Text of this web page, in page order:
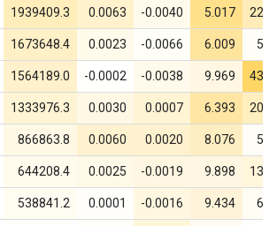
1939409.3 0.0063 -0.0040 5.017
1673648.4 0.0023 -0.0066 6.009
1564189.0 -0.0002 -0.0038 9.969
1333976.3 0.0030 0.0007 6.393
866863.8 0.0060 0.0020 8.076
644208.4 0.0025 -0.0019 9.898
538841.2 0.0001 -0.0016 9.434